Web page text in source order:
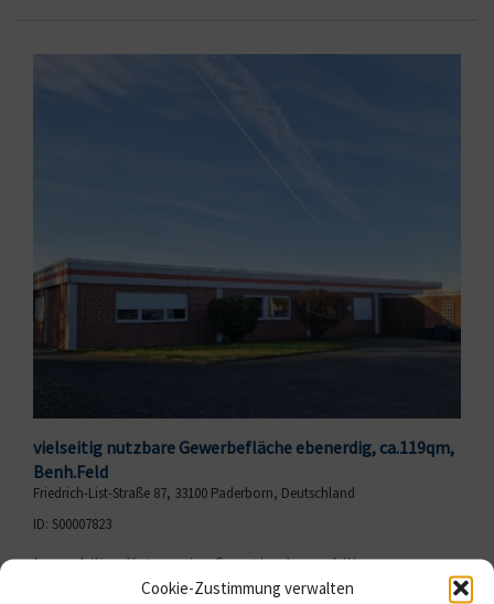
Cookie-Zustimmung verwalten
vielseitig nutzbare Gewerbefläche ebenerdig, ca.119qm,
Benh.Feld
Friedrich-List-Straße 87, 33100 Paderborn, Deutschland
ID: S00007823
Immobilien KategorienSonstige Immobilie